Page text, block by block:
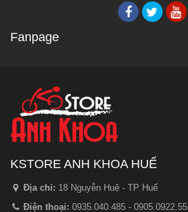
Fanpage
KSTORE ANH KHOA HUẾ
Địa chỉ: 18 Nguyễn Huệ - TP Huế
Điện thoại: 0935.040.485 - 0905.0922.55